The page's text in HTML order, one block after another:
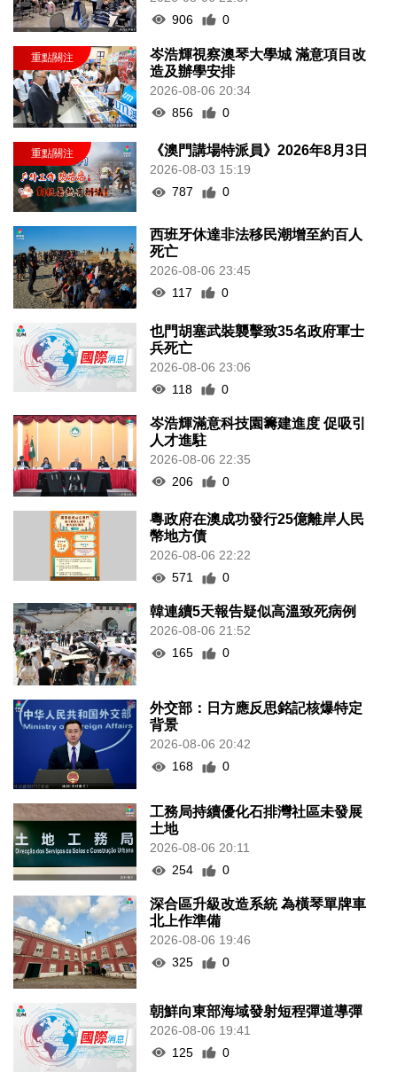
906
0
岑浩輝視察澳琴大學城 滿意項目改
造及辦學安排
2026-08-06 20:34
856
0
《澳門講場特派員》2026年8月3日
2026-08-03 15:19
787
0
西班牙休達非法移民潮增至約百人
死亡
2026-08-06 23:45
117
0
也門胡塞武裝襲擊致35名政府軍士
兵死亡
2026-08-06 23:06
118
0
岑浩輝滿意科技園籌建進度 促吸引
人才進駐
2026-08-06 22:35
206
0
粵政府在澳成功發行25億離岸人民
幣地方債
2026-08-06 22:22
571
0
韓連續5天報告疑似高溫致死病例
2026-08-06 21:52
165
0
外交部：日方應反思銘記核爆特定
背景
2026-08-06 20:42
168
0
工務局持續優化石排灣社區未發展
土地
2026-08-06 20:11
254
0
深合區升級改造系統 為橫琴單牌車
北上作準備
2026-08-06 19:46
325
0
朝鮮向東部海域發射短程彈道導彈
2026-08-06 19:41
125
0